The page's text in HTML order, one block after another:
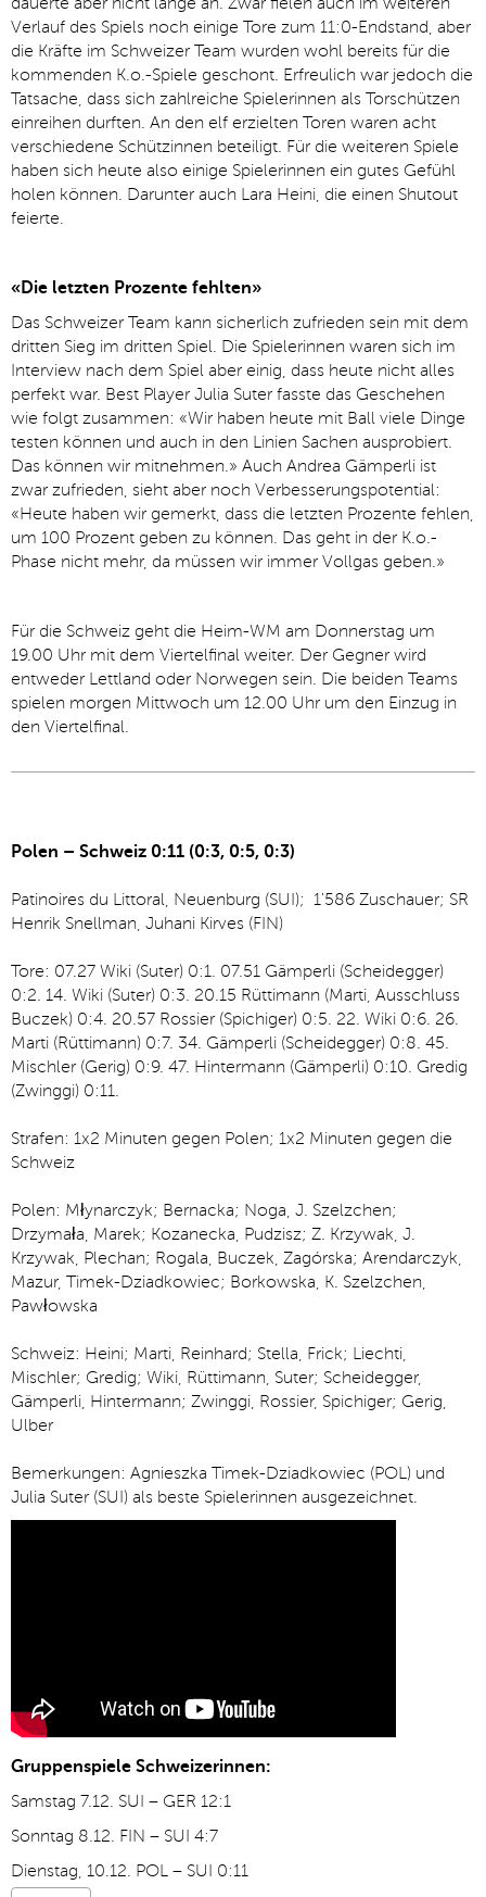
Verlauf des Spiels noch einige Tore zum 11:0-Endstand, aber
die Kräfte im Schweizer Team wurden wohl bereits für die
kommenden K.o.-Spiele geschont. Erfreulich war jedoch die
Tatsache, dass sich zahlreiche Spielerinnen als Torschützen
einreihen durften. An den elf erzielten Toren waren acht
verschiedene Schützinnen beteiligt. Für die weiteren Spiele
haben sich heute also einige Spielerinnen ein gutes Gefühl
holen können. Darunter auch Lara Heini, die einen Shutout
feierte.
«Die letzten Prozente fehlten»
Das Schweizer Team kann sicherlich zufrieden sein mit dem
dritten Sieg im dritten Spiel. Die Spielerinnen waren sich im
Interview nach dem Spiel aber einig, dass heute nicht alles
perfekt war. Best Player Julia Suter fasste das Geschehen
wie folgt zusammen: «Wir haben heute mit Ball viele Dinge
testen können und auch in den Linien Sachen ausprobiert.
Das können wir mitnehmen.» Auch Andrea Gämperli ist
zwar zufrieden, sieht aber noch Verbesserungspotential:
«Heute haben wir gemerkt, dass die letzten Prozente fehlen,
um 100 Prozent geben zu können. Das geht in der K.o.-
Phase nicht mehr, da müssen wir immer Vollgas geben.»
Für die Schweiz geht die Heim-WM am Donnerstag um
19.00 Uhr mit dem Viertelfinal weiter. Der Gegner wird
entweder Lettland oder Norwegen sein. Die beiden Teams
spielen morgen Mittwoch um 12.00 Uhr um den Einzug in
den Viertelfinal.
Polen – Schweiz 0:11 (0:3, 0:5, 0:3)
Patinoires du Littoral, Neuenburg (SUI); 1'586 Zuschauer; SR
Henrik Snellman, Juhani Kirves (FIN)
Tore: 07.27 Wiki (Suter) 0:1. 07.51 Gämperli (Scheidegger)
0:2. 14. Wiki (Suter) 0:3. 20.15 Rüttimann (Marti, Ausschluss
Buczek) 0:4. 20.57 Rossier (Spichiger) 0:5. 22. Wiki 0:6. 26.
Marti (Rüttimann) 0:7. 34. Gämperli (Scheidegger) 0:8. 45.
Mischler (Gerig) 0:9. 47. Hintermann (Gämperli) 0:10. Gredig
(Zwinggi) 0:11.
Strafen: 1x2 Minuten gegen Polen; 1x2 Minuten gegen die
Schweiz
Polen: Młynarczyk; Bernacka; Noga, J. Szelzchen;
Drzymała, Marek; Kozanecka, Pudzisz; Z. Krzywak, J.
Krzywak, Plechan; Rogala, Buczek, Zagórska; Arendarczyk,
Mazur, Timek-Dziadkowiec; Borkowska, K. Szelzchen,
Pawłowska
Schweiz: Heini; Marti, Reinhard; Stella, Frick; Liechti,
Mischler; Gredig; Wiki, Rüttimann, Suter; Scheidegger,
Gämperli, Hintermann; Zwinggi, Rossier, Spichiger; Gerig,
Ulber
Bemerkungen: Agnieszka Timek-Dziadkowiec (POL) und
Julia Suter (SUI) als beste Spielerinnen ausgezeichnet.
Gruppenspiele Schweizerinnen:
Samstag 7.12. SUI – GER 12:1
Sonntag 8.12. FIN – SUI 4:7
Dienstag, 10.12. POL – SUI 0:11